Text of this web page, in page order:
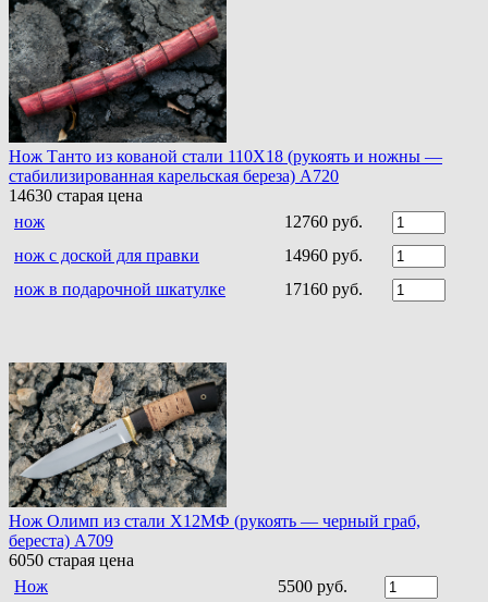
Нож Танто из кованой стали 110Х18 (рукоять и ножны —
стабилизированная карельская береза) A720
14630 старая цена
нож
12760 руб.
нож с доской для правки
14960 руб.
нож в подарочной шкатулке
17160 руб.
Нож Олимп из стали Х12МФ (рукоять — черный граб,
береста) A709
6050 старая цена
Нож
5500 руб.